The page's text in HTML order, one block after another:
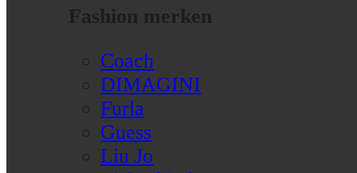
Fashion merken
Coach
DIMAGINI
Furla
Guess
Liu Jo